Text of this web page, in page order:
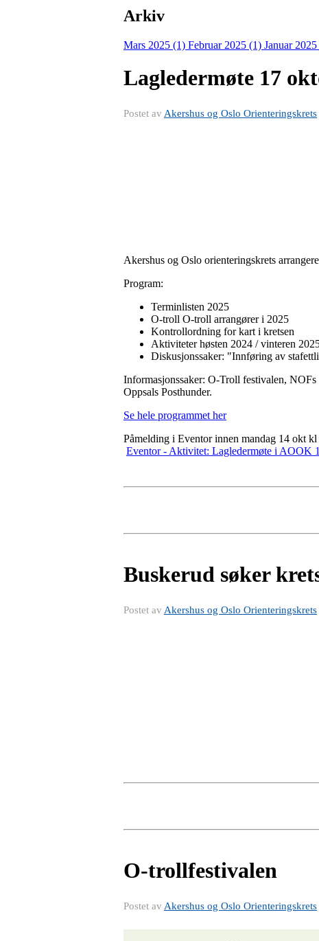
Arkiv
Mars 2025 (1) Februar 2025 (1) Januar
Lagledermøte 17
Postet av Akershus og Oslo Orienteringskrets
Akershus og Oslo orienteringskrets
Program:
Terminlisten 2025
O-troll O-troll arrangører i 2025
Kontrollordning for kart i kretsen
Aktiviteter høsten 2024 / vinteren
Diskusjonssaker: "Innføring av
Informasjonssaker: O-Troll festivalen,
Oppsals Posthunder.
Se hele programmet her
Påmelding i Eventor innen mandag 14 okt
Eventor - Aktivitet: Lagledermøte i AOOK
Buskerud søker
Postet av Akershus og Oslo Orienteringskrets
O-trollfestivalen
Postet av Akershus og Oslo Orienteringskrets